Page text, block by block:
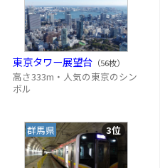
東京タワー展望台（56枚）
高さ333m・人気の東京のシン
ボル
群馬県 3位